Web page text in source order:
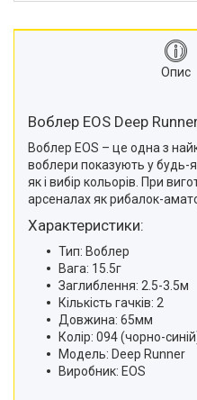
Опис
Воблер EOS Deep
Воблер EOS – це одна з
воблери показують у будь-
як і вибір кольорів. При
арсеналах як рибалок-
Характеристики:
Тип: Воблер
Вага: 15.5г
Заглиблення: 2.5-3.5м
Кількість гачків: 2
Довжина: 65мм
Колір: 094 (чорно-
Модель: Deep Runner
Виробник: EOS